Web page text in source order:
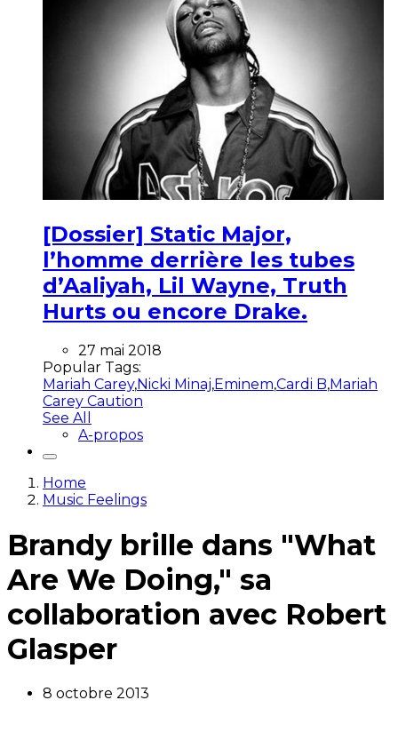
[Dossier] Static Major,
l’homme derrière les tubes
d’Aaliyah, Lil Wayne, Truth
Hurts ou encore Drake.
27 mai 2018
Popular Tags:
Mariah Carey,Nicki Minaj,Eminem,Cardi B,Mariah
Carey Caution
See All
A-propos
Home
Music Feelings
Brandy brille dans "What
Are We Doing," sa
collaboration avec Robert
Glasper
8 octobre 2013